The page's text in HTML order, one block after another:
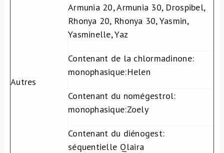
Autres
Armunia 20, Armunia 30, Drospibel,
Rhonya 20, Rhonya 30, Yasmin,
Yasminelle, Yaz
Contenant de la chlormadinone:
monophasique:Helen
Contenant du nomégestrol:
monophasique:Zoely
Contenant du diénogest:
séquentielle Qlaira